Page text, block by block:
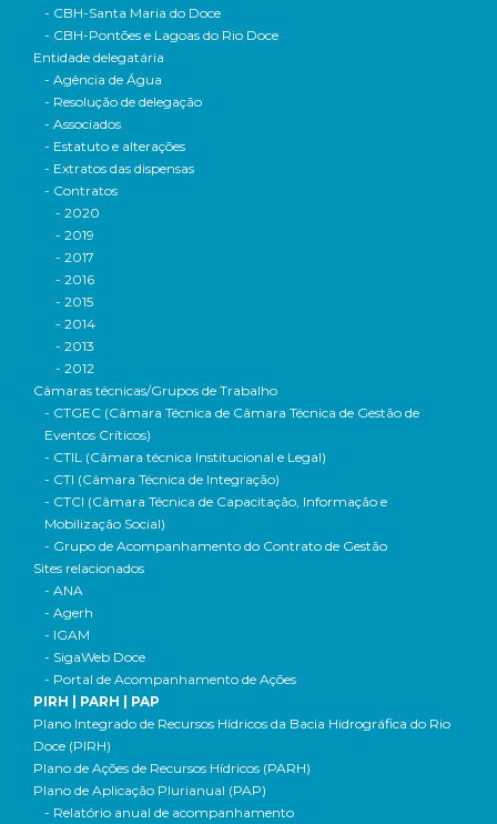
- CBH-Santa Maria do Doce
- CBH-Pontões e Lagoas do Rio Doce
Entidade delegatária
- Agência de Água
- Resolução de delegação
- Associados
- Estatuto e alterações
- Extratos das dispensas
- Contratos
- 2020
- 2019
- 2017
- 2016
- 2015
- 2014
- 2013
- 2012
Câmaras técnicas/Grupos de Trabalho
- CTGEC (Câmara Técnica de Câmara Técnica de Gestão de
Eventos Críticos)
- CTIL (Câmara técnica Institucional e Legal)
- CTI (Câmara Técnica de Integração)
- CTCI (Câmara Técnica de Capacitação, Informação e
Mobilização Social)
- Grupo de Acompanhamento do Contrato de Gestão
Sites relacionados
- ANA
- Agerh
- IGAM
- SigaWeb Doce
- Portal de Acompanhamento de Ações
PIRH | PARH | PAP
Plano Integrado de Recursos Hídricos da Bacia Hidrográfica do Rio
Doce (PIRH)
Plano de Ações de Recursos Hídricos (PARH)
Plano de Aplicação Plurianual (PAP)
- Relatório anual de acompanhamento